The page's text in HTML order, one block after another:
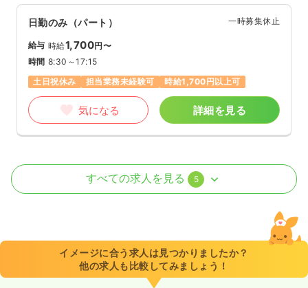
日勤のみ（パート） 一時募集休止
給与 時給1,700円〜
時間 8:30～17:15
土日祝休み
担当業務未経験可 時給1,700円以上可
気になる 詳細を見る
病棟
4週8休以上
すべての求人を見る 5
イメージに合う求人は見つかりましたか？
他の求人も比較してみましょう！